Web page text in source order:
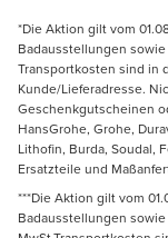
*Die Aktion gilt vom
Badausstellungen
Transportkosten sind in
Kunde/Lieferadresse.
Geschenkgutscheinen
HansGrohe, Grohe,
Lithofin, Burda, Soudal,
Ersatzteile und
***Die Aktion gilt vom
Badausstellungen